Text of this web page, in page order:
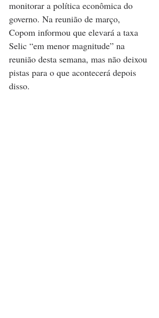
monitorar a política econômica do
governo. Na reunião de março,
Copom informou que elevará a taxa
Selic “em menor magnitude” na
reunião desta semana, mas não deixou
pistas para o que acontecerá depois
disso.